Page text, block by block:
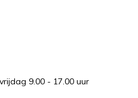
9.00 - 17.00 uur